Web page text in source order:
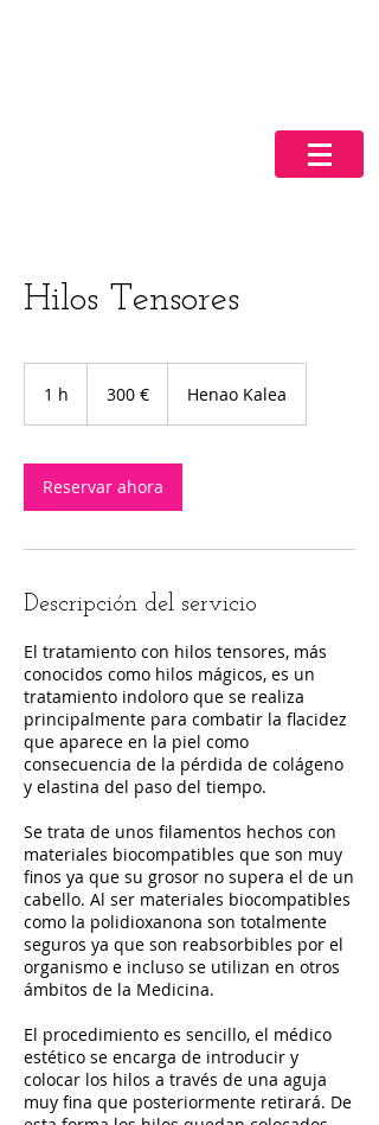
Hilos Tensores
1 h 300 € Henao Kalea
Reservar ahora
Descripción del servicio
El tratamiento con hilos tensores, más
conocidos como hilos mágicos, es un
tratamiento indoloro que se realiza
principalmente para combatir la flacidez
que aparece en la piel como
consecuencia de la pérdida de colágeno
y elastina del paso del tiempo.
Se trata de unos filamentos hechos con
materiales biocompatibles que son muy
finos ya que su grosor no supera el de un
cabello. Al ser materiales biocompatibles
como la polidioxanona son totalmente
seguros ya que son reabsorbibles por el
organismo e incluso se utilizan en otros
ámbitos de la Medicina.
El procedimiento es sencillo, el médico
estético se encarga de introducir y
colocar los hilos a través de una aguja
muy fina que posteriormente retirará. De